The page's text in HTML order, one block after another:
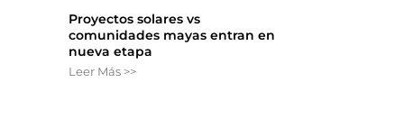
Proyectos solares vs
comunidades mayas entran en
nueva etapa
Leer Más >>